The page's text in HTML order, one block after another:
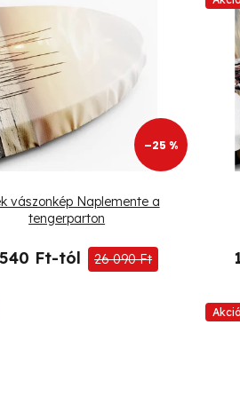
–25 %
vászonkép Naplemente a
tengerparton
Ft-tól 26 090 Ft
Akció